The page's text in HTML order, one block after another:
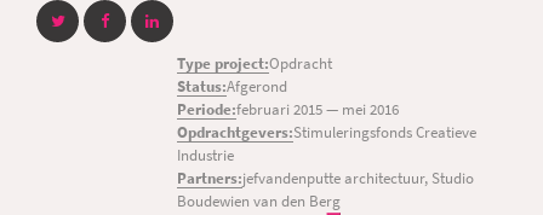
Type project:Opdracht
Status:Afgerond
Periode:februari 2015— mei 2016
Opdrachtgevers:Stimuleringsfonds Creatieve
Industrie
Partners:jefvandenputte architectuur, Studio
Boudewien van den Berg